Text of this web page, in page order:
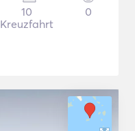
10
Kreuzfahrt
0